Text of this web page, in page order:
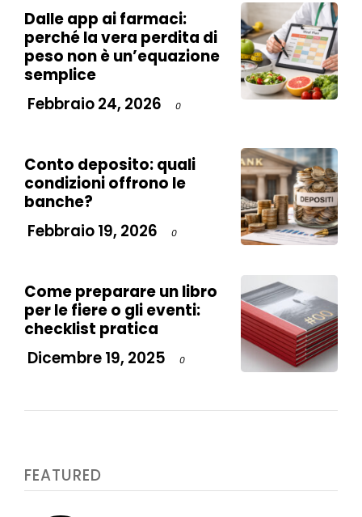
Dalle app ai farmaci:
perché la vera perdita di
peso non è un’equazione
semplice
Febbraio 24, 2026
0
Conto deposito: quali
condizioni offrono le
banche?
Febbraio 19, 2026
0
Come preparare un libro
per le fiere o gli eventi:
checklist pratica
Dicembre 19, 2025
0
FEATURED